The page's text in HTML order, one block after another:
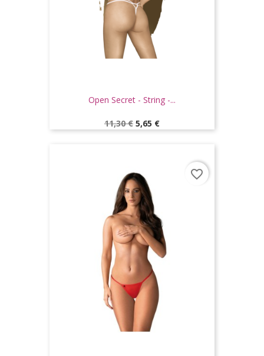
Open Secret - String -...
Prix
de
11,30 € Prix
5,65 €
favorite_border